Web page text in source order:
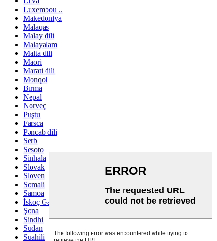
Luxembou ..
Makedoniya
Malaqas
Malay dili
Malayalam
Malta dili
Maori
Marati dili
Monqol
Birma
Nepal
Norveç
Puştu
Farsca
Pəncab dili
Serb
Sesoto
Sinhala
Slovak
Sloven
Somali
Samoa
İskoç Gael
Şona
Sindhi
Sudan
Suahili